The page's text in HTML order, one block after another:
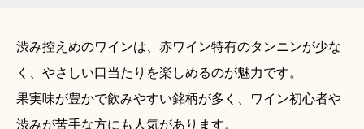
渋み控えめのワインは、赤ワイン特有のタンニンが少な
く、やさしい口当たりを楽しめるのが魅力です。
果実味が豊かで飲みやすい銘柄が多く、ワイン初心者や
渋みが苦手な方にも人気があります。